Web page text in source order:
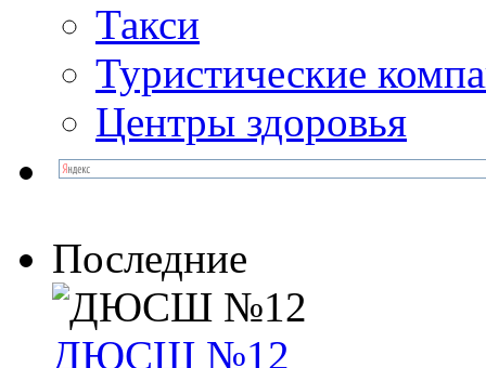
Такси
Туристические
Центры здоровья
Последние
ДЮСШ №12